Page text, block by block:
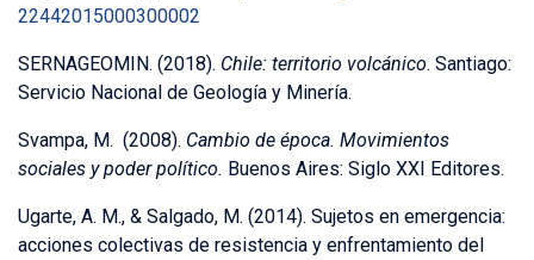
22442015000300002
SERNAGEOMIN. (2018). Chile: territorio volcánico. Santiago:
Servicio Nacional de Geología y Minería.
Svampa, M. (2008). Cambio de época. Movimientos
sociales y poder político. Buenos Aires: Siglo XXI Editores.
Ugarte, A. M., & Salgado, M. (2014). Sujetos en emergencia:
acciones colectivas de resistencia y enfrentamiento del